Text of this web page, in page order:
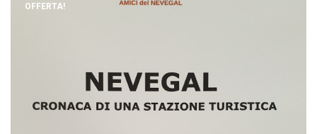
OFFERTA!